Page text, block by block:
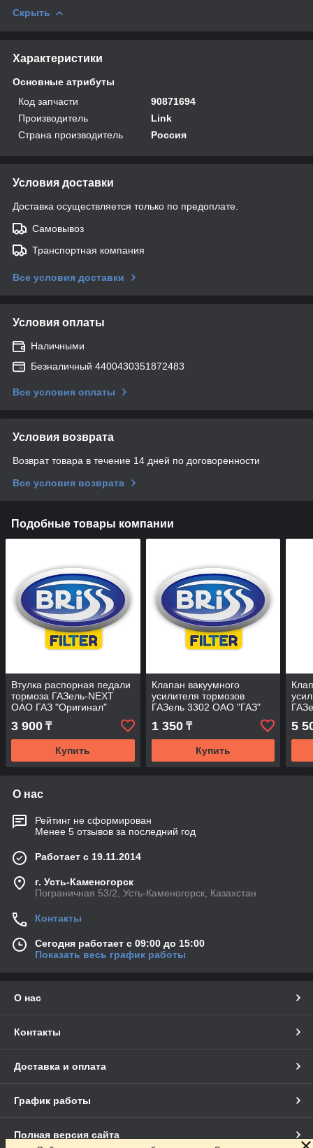
Скрыть
Характеристики
Основные атрибуты
Код запчасти
90871694
Производитель
Link
Страна производитель
Россия
Условия доставки
Доставка осуществляется только по предоплате.
Самовывоз
Транспортная компания
Все условия доставки
Условия оплаты
Наличными
Безналичный 4400430351872483
Все условия оплаты
Условия возврата
Возврат товара в течение 14 дней по договоренности
Все условия возврата
Подобные товары компании
Втулка распорная педали
тормоза ГАЗель-NEXT
ОАО ГАЗ "Оригинал"
3 900 ₸
Купить
Клапан вакуумного
усилителя тормозов
ГАЗель 3302 ОАО "ГАЗ"
1 350₸
Купить
5
О нас
Рейтинг не сформирован
Менее 5 отзывов за последний год
Работает с 19.11.2014
г. Усть-Каменогорск
Пограничная 53/2, Усть-Каменогорск, Казахстан
Контакты
Сегодня работает с 09:00 до 15:00
Показать весь график работы
О нас
Контакты
Доставка и оплата
График работы
Полная версия сайта